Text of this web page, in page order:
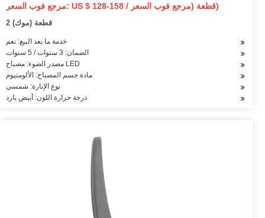
مرجع فوب السعر: US $ 128-158 / قطعة (مرجع فوب السعر)
2 قطعة (موك)
خدمة ما بعد البيع: نعم
الضمان: 3 سنوات / 5 سنوات
مصدر الضوء: مصباح LED
مادة جسم المصباح: الألومنيوم
نوع الإنارة: شمسي
درجة حرارة اللون: أبيض بارد